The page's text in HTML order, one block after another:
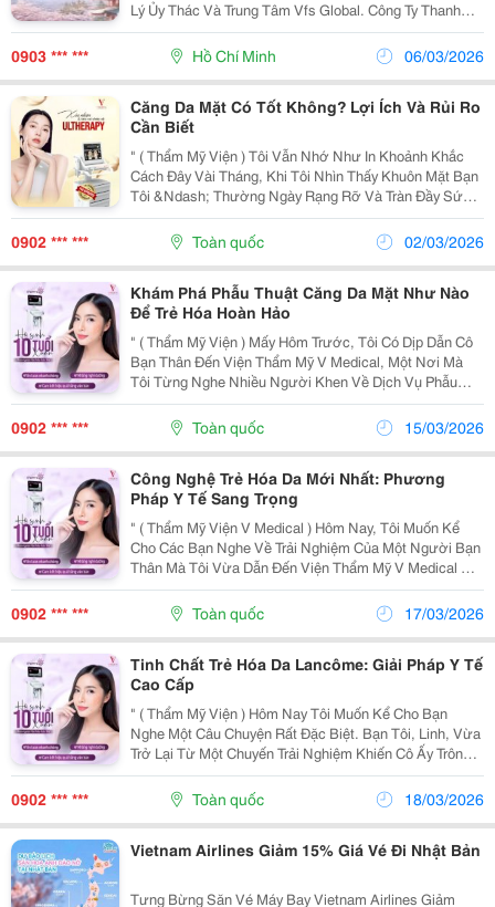
Lý Ủy Thác Và Trung Tâm Vfs Global. Công Ty Thanh
Niên Mới Cung Cấp Dịch Vụ Làm Visa Nhật Bản Theo
Hai Diện Này, Giúp Bạn Xin Visa Nhật Bản Nhanh,...
0903 *** *** Hồ Chí Minh 06/03/2026
Căng Da Mặt Có Tốt Không? Lợi Ích Và Rủi Ro
Cần Biết
" ( Thẩm Mỹ Viện ) Tôi Vẫn Nhớ Như In Khoảnh Khắc
Cách Đây Vài Tháng, Khi Tôi Nhìn Thấy Khuôn Mặt Bạn
Tôi &Ndash; Thường Ngày Rạng Rỡ Và Tràn Đầy Sức
Sống &Ndash; Bỗng Nhiên Xuất Hiện Những Nếp Nhăn
Mờ Quanh Mắt Và Khóe Miệng, Làn Da Cũng Bắt Đầu...
0902 *** *** Toàn quốc 02/03/2026
Khám Phá Phẫu Thuật Căng Da Mặt Như Nào
Để Trẻ Hóa Hoàn Hảo
" ( Thẩm Mỹ Viện ) Mấy Hôm Trước, Tôi Có Dịp Dẫn Cô
Bạn Thân Đến Viện Thẩm Mỹ V Medical, Một Nơi Mà
Tôi Từng Nghe Nhiều Người Khen Về Dịch Vụ Phẫu
Thuật Căng Da Mặt. Bạn Tôi, Một Người Luôn Tự Ti Vì
Những Nếp Nhăn Và Vùng Da Chảy Xệ Quanh Hàm,
0902 *** *** Toàn quốc 15/03/2026
Công Nghệ Trẻ Hóa Da Mới Nhất: Phương
Pháp Y Tế Sang Trọng
" ( Thẩm Mỹ Viện V Medical ) Hôm Nay, Tôi Muốn Kể
Cho Các Bạn Nghe Về Trải Nghiệm Của Một Người Bạn
Thân Mà Tôi Vừa Dẫn Đến Viện Thẩm Mỹ V Medical Để
Trải Nghiệm Công Nghệ Trẻ Hóa Da Mới Nhất. Bạn Tôi,
Chị Lan, Vốn Là Người Kỹ Tính, Đặc Biệt Trong...
0902 *** *** Toàn quốc 17/03/2026
Tinh Chất Trẻ Hóa Da Lancôme: Giải Pháp Y Tế
Cao Cấp
" ( Thẩm Mỹ Viện ) Hôm Nay Tôi Muốn Kể Cho Bạn
Nghe Một Câu Chuyện Rất Đặc Biệt. Bạn Tôi, Linh, Vừa
Trở Lại Từ Một Chuyến Trải Nghiệm Khiến Cô Ấy Trông
Như Vừa Bước Ra Từ Một Tạp Chí Thời Trang Cao
Cấp. Linh Vốn Là Người Luôn Chăm Sóc Bản Thân,
Nhưng...
0902 *** *** Toàn quốc 18/03/2026
Vietnam Airlines Giảm 15% Giá Vé Đi Nhật Bản
Tưng Bừng Săn Vé Máy Bay Vietnam Airlines Giảm